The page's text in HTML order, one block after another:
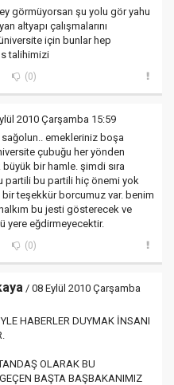
görmüyorsan şu yolu gör yahu
altyapı çalışmalarını
için bunlar hep
talihimizi
(0)
2010 Çarşamba 15:59
sağolun.. emekleriniz boşa
çubuğu her yönden
büyük bir hamle. şimdi sıra
partili bu partili hiç önemi yok
bir teşekkür borcumuz var. benim
bu jesti gösterecek ve
yere eğdirmeyecektir.
(0)
/ 08 Eylül 2010 Çarşamba
HABERLER DUYMAK İNSANI
OLARAK BU
BAŞTA BAŞBAKANIMIZ